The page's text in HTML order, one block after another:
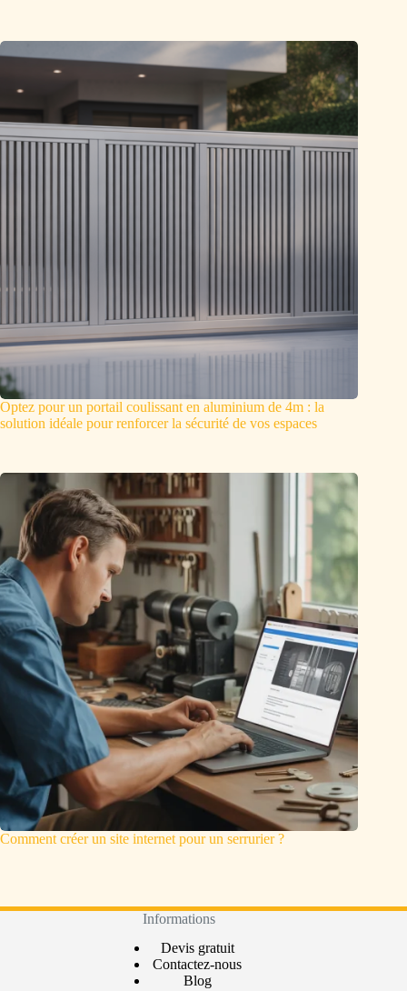
Optez pour un portail coulissant en aluminium de 4m : la
solution idéale pour renforcer la sécurité de vos espaces
Comment créer un site internet pour un serrurier ?
Informations
Devis gratuit
Contactez-nous
Blog